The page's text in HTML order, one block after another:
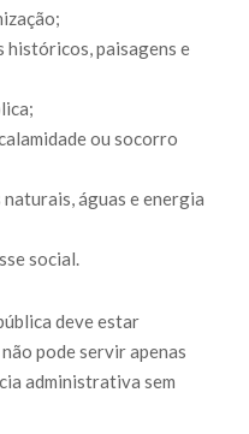
históricos, paisagens e
ou socorro
águas e energia
social.
deve estar
pode servir apenas
administrativa sem